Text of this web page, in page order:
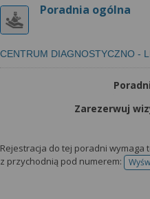
Poradnia ogólna
CENTRUM DIAGNOSTYCZNO -
Zarezerwuj
Rejestracja do tej poradni
z przychodnią pod numerem: